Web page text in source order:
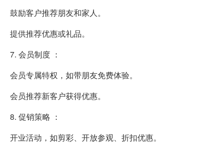
鼓励客户推荐朋友和家人。
提供推荐优惠或礼品。
7. 会员制度 ：
会员专属特权，如带朋友免费体验。
会员推荐新客户获得优惠。
8. 促销策略 ：
开业活动，如剪彩、开放参观、折扣优惠。